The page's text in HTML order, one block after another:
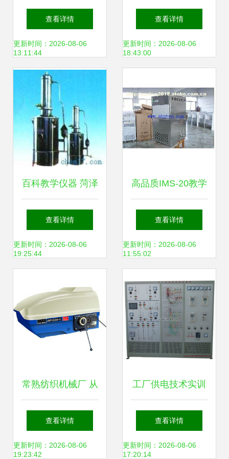
匠心致教育，专业
教学仪器引领未来
查看详情
更新时间：2026-08-06
13:11:44
器有限公司 — 天
平衡器产品系列精
查看详情
更新时间：2026-08-06
18:43:00
百科教学仪器 菏泽
不锈钢蒸馏水器与
其他实验装置的专
查看详情
更新时间：2026-08-06
19:25:44
高品质IMS-20教学
仪器火爆促销 价
格、厂家与供应商
查看详情
更新时间：2026-08-06
11:55:02
常熟纺织机械厂 从
工业利器到教学智
能仪器的创新之路
查看详情
更新时间：2026-08-06
19:23:42
工厂供电技术实训
装置 构建现代工厂
供电教学与实验新
查看详情
更新时间：2026-08-06
17:20:14